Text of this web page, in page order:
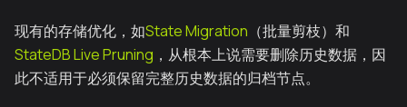
现有的存储优化，如State Migration （批量剪枝）和
StateDB Live Pruning ，从根本上说需要删除历史数据，因
此不适用于必须保留完整历史数据的归档节点。